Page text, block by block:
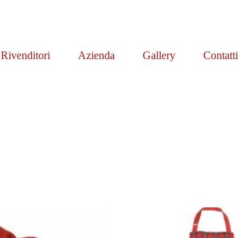
Rivenditori Azienda Gallery Contatti